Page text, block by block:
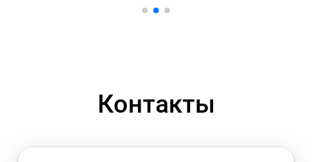
Контакты